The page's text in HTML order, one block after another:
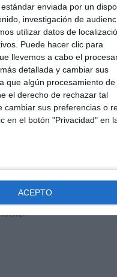
enviada por un
investigación de
utilizar datos de
Puede hacer clic para
llevemos a cabo el
detallada y cambiar sus
que algún procesamiento de
el derecho de rechazar tal
cambiar sus preferencias o
en el botón "Privacidad" en
ACEPTO
compañía, y ya esta
es mas primitivo que el
mas moderna.
para inhibir la
la Ultralyte.
funcionar también en
popular se pueden